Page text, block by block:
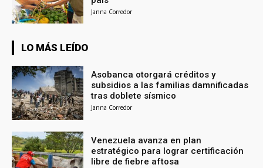
Janna Corredor
LO MÁS LEÍDO
Asobanca otorgará créditos y
subsidios a las familias damnificadas
tras doblete sísmico
Janna Corredor
Venezuela avanza en plan
estratégico para lograr certificación
libre de fiebre aftosa